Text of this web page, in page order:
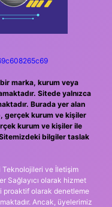
marka, kurum veya
Sitede yalnızca
Burada yer alan
gerçek kurum ve kişiler
kurum ve kişiler ile
bilgiler taslak
Teknolojileri ve İletişim
Sağlayıcı olarak hizmet
proaktif olarak denetleme
Ancak, üyelerimiz